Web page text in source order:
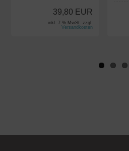
39,80 EUR
inkl. 7 % MwSt. zzgl.
Versandkosten